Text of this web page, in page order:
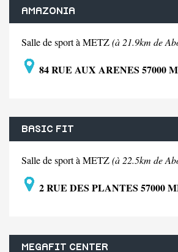
AMAZONIA
Salle de sport à METZ(à 21.9km de
84 RUE AUX ARENES 57000
BASIC FIT
Salle de sport à METZ(à 22.5km de
2 RUE DES PLANTES 57000
MEGAFIT CENTER